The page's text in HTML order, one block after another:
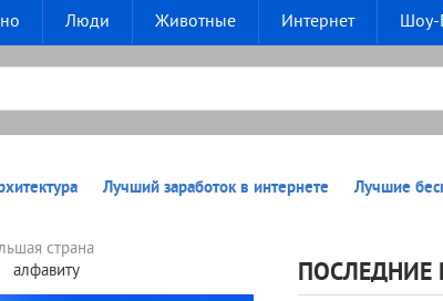
Люди Животные Интернет Шоу-
Лучший заработок в интернете Лучшие
страна
алфавиту ПОСЛЕДНИЕ